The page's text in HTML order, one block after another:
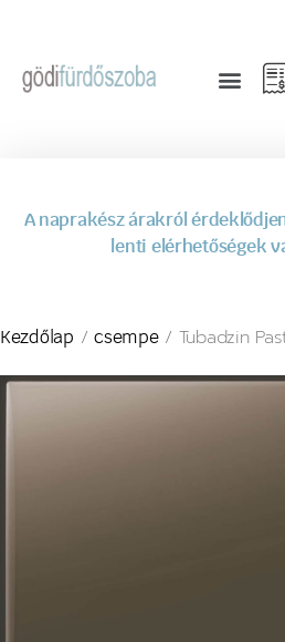
A naprakész árakról
lenti elérhetőségek
Kezdőlap /csempe/ Tubadzin